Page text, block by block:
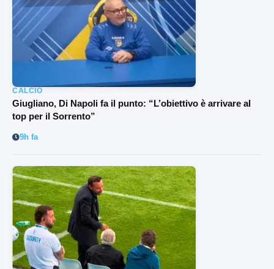
CALCIO
Giugliano, Di Napoli fa il punto: “L’obiettivo è arrivare al
top per il Sorrento”
9h fa